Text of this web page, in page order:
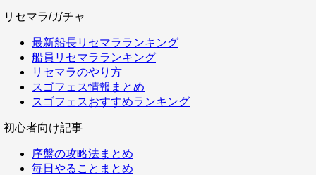
リセマラ/ガチャ
最新船長リセマラランキング
船員リセマラランキング
リセマラのやり方
スゴフェス情報まとめ
スゴフェスおすすめランキング
初心者向け記事
序盤の攻略法まとめ
毎日やることまとめ